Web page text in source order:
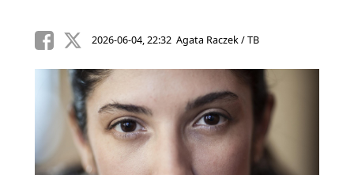
2026-06-04, 22:32 Agata Raczek / TB